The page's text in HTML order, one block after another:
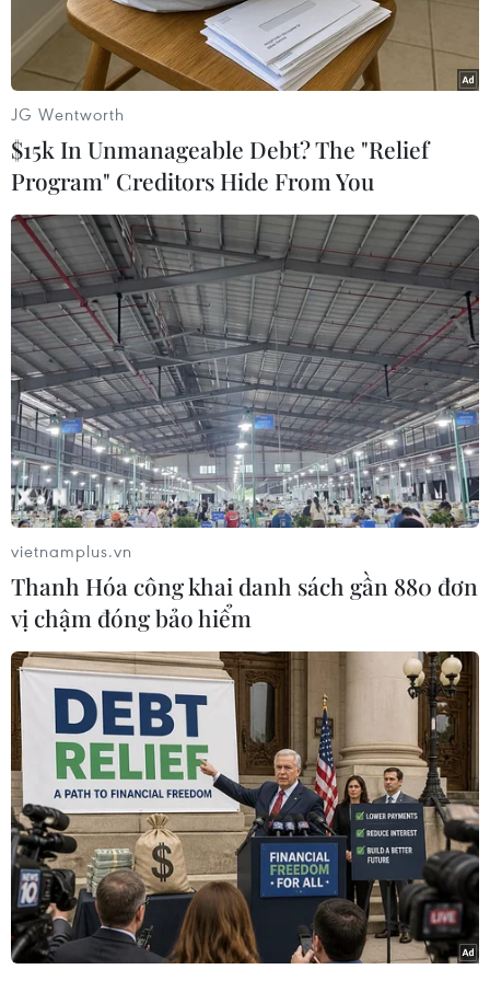
Hoa Kỳ.
(Ảnh minh họa.)
Cục Phòng vệ thương mại (Bộ Công Thương) cho
biết, Bộ Thương mại Hoa Kỳ (DOC) đã nhận đơn
đề nghị điều tra chống bán phá giá với sản
phẩm bìa kẹp hồ sơ nhập khẩu từ Việt Nam,
Trung Quốc và Ấn Độ.
Theo Cục Phòng vệ thương mại, dữ liệu sơ bộ từ
Ủy ban Thương mại quốc tế Hoa Kỳ (USITC) cho
thấy, trong giai đoạn 2019-2021, trị giá xuất
khẩu sản phẩm bị điều tra từ Việt Nam vào Hoa
Kỳ tăng hơn 5 lần, từ 6 triệu USD năm 2019 lên
gần 31 triệu USD năm 2021.
[Hoa Kỳ giữ nguyên mức thuế chống phá giá
với cá tra, basa từ Việt Nam]
Quy định pháp luật điều tra của Hoa Kỳ nêu rõ,
Bộ Thương mại Hoa Kỳ (DOC) sẽ quyết định
khởi xướng điều tra vụ việc trong vòng 20 ngày
JG Wentworth
$15k In Unmanageable Debt? The "Relief
Program" Creditors Hide From You
vietnamplus.vn
Thanh Hóa công khai danh sách gần 880 đơn
vị chậm đóng bảo hiểm